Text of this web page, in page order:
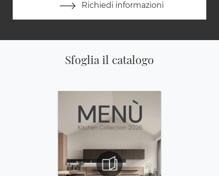
Richiedi informazioni
Sfoglia il catalogo